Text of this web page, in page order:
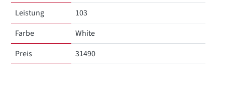
Leistung
103
Farbe
White
Preis
31490